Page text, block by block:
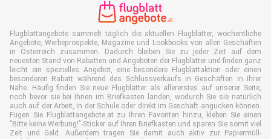
Flugblattangebote sammelt täglich die aktuellen Flugblätter, wöchentliche
Angebote, Werbeprospekte, Magazine und Lookbooks von allen Geschäften
in Österreich zusammen. Dadurch bleiben Sie zu jeder Zeit auf dem
neuesten Stand von Rabatten und Angeboten der Flugblätter und finden ganz
leicht ein spezielles Angebot, eine besondere Flugblattaktion oder einen
besonderen Rabatt während des Schlussverkaufs in Geschäften in Ihrer
Nähe. Häufig finden Sie neue Flugblätter als allererstes auf unserer Seite,
noch bevor sie bei Ihnen im Briefkasten landen, wodurch Sie sie natürlich
auch auf der Arbeit, in der Schule oder direkt im Geschäft angucken können.
Fügen Sie Flugblattangebote.at zu Ihren Favoriten hinzu, kleben Sie einen
"Bitte keine Werbung!"-Sticker auf Ihren Briefkasten und sparen Sie somit viel
Zeit und Geld. Außerdem tragen Sie damit auch aktiv zur Papiermüll-